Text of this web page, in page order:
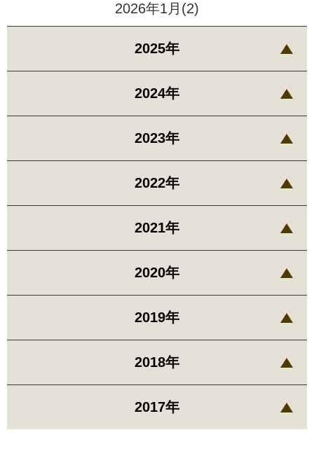
2026年1月(2)
2025年
2024年
2023年
2022年
2021年
2020年
2019年
2018年
2017年